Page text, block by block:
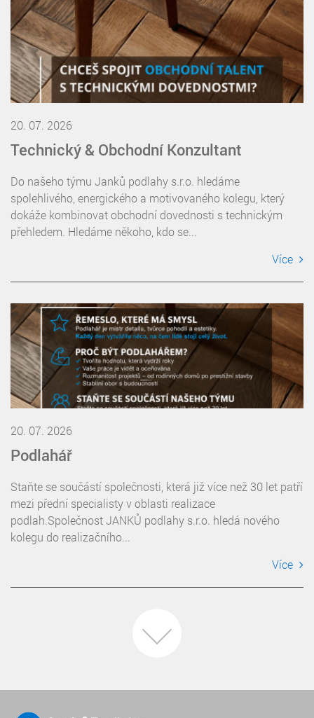
20. 07. 2026
Technický & Obchodní Konzultant
Do našeho týmu Janků podlahy s.r.o. hledáme
spolehlivého, energického a motivovaného kolegu, který
dokáže kombinovat obchodní dovednosti s technickým
přehledem. Hledáme někoho, kdo se...
Více
20. 07. 2026
Podlahář
Staňte se součástí společnosti, která již více než 30 let patří
mezi přední specialisty v oblasti realizace
podlah.Společnost JANKŮ podlahy s.r.o. hledá nového
kolegu do realizačního...
Více